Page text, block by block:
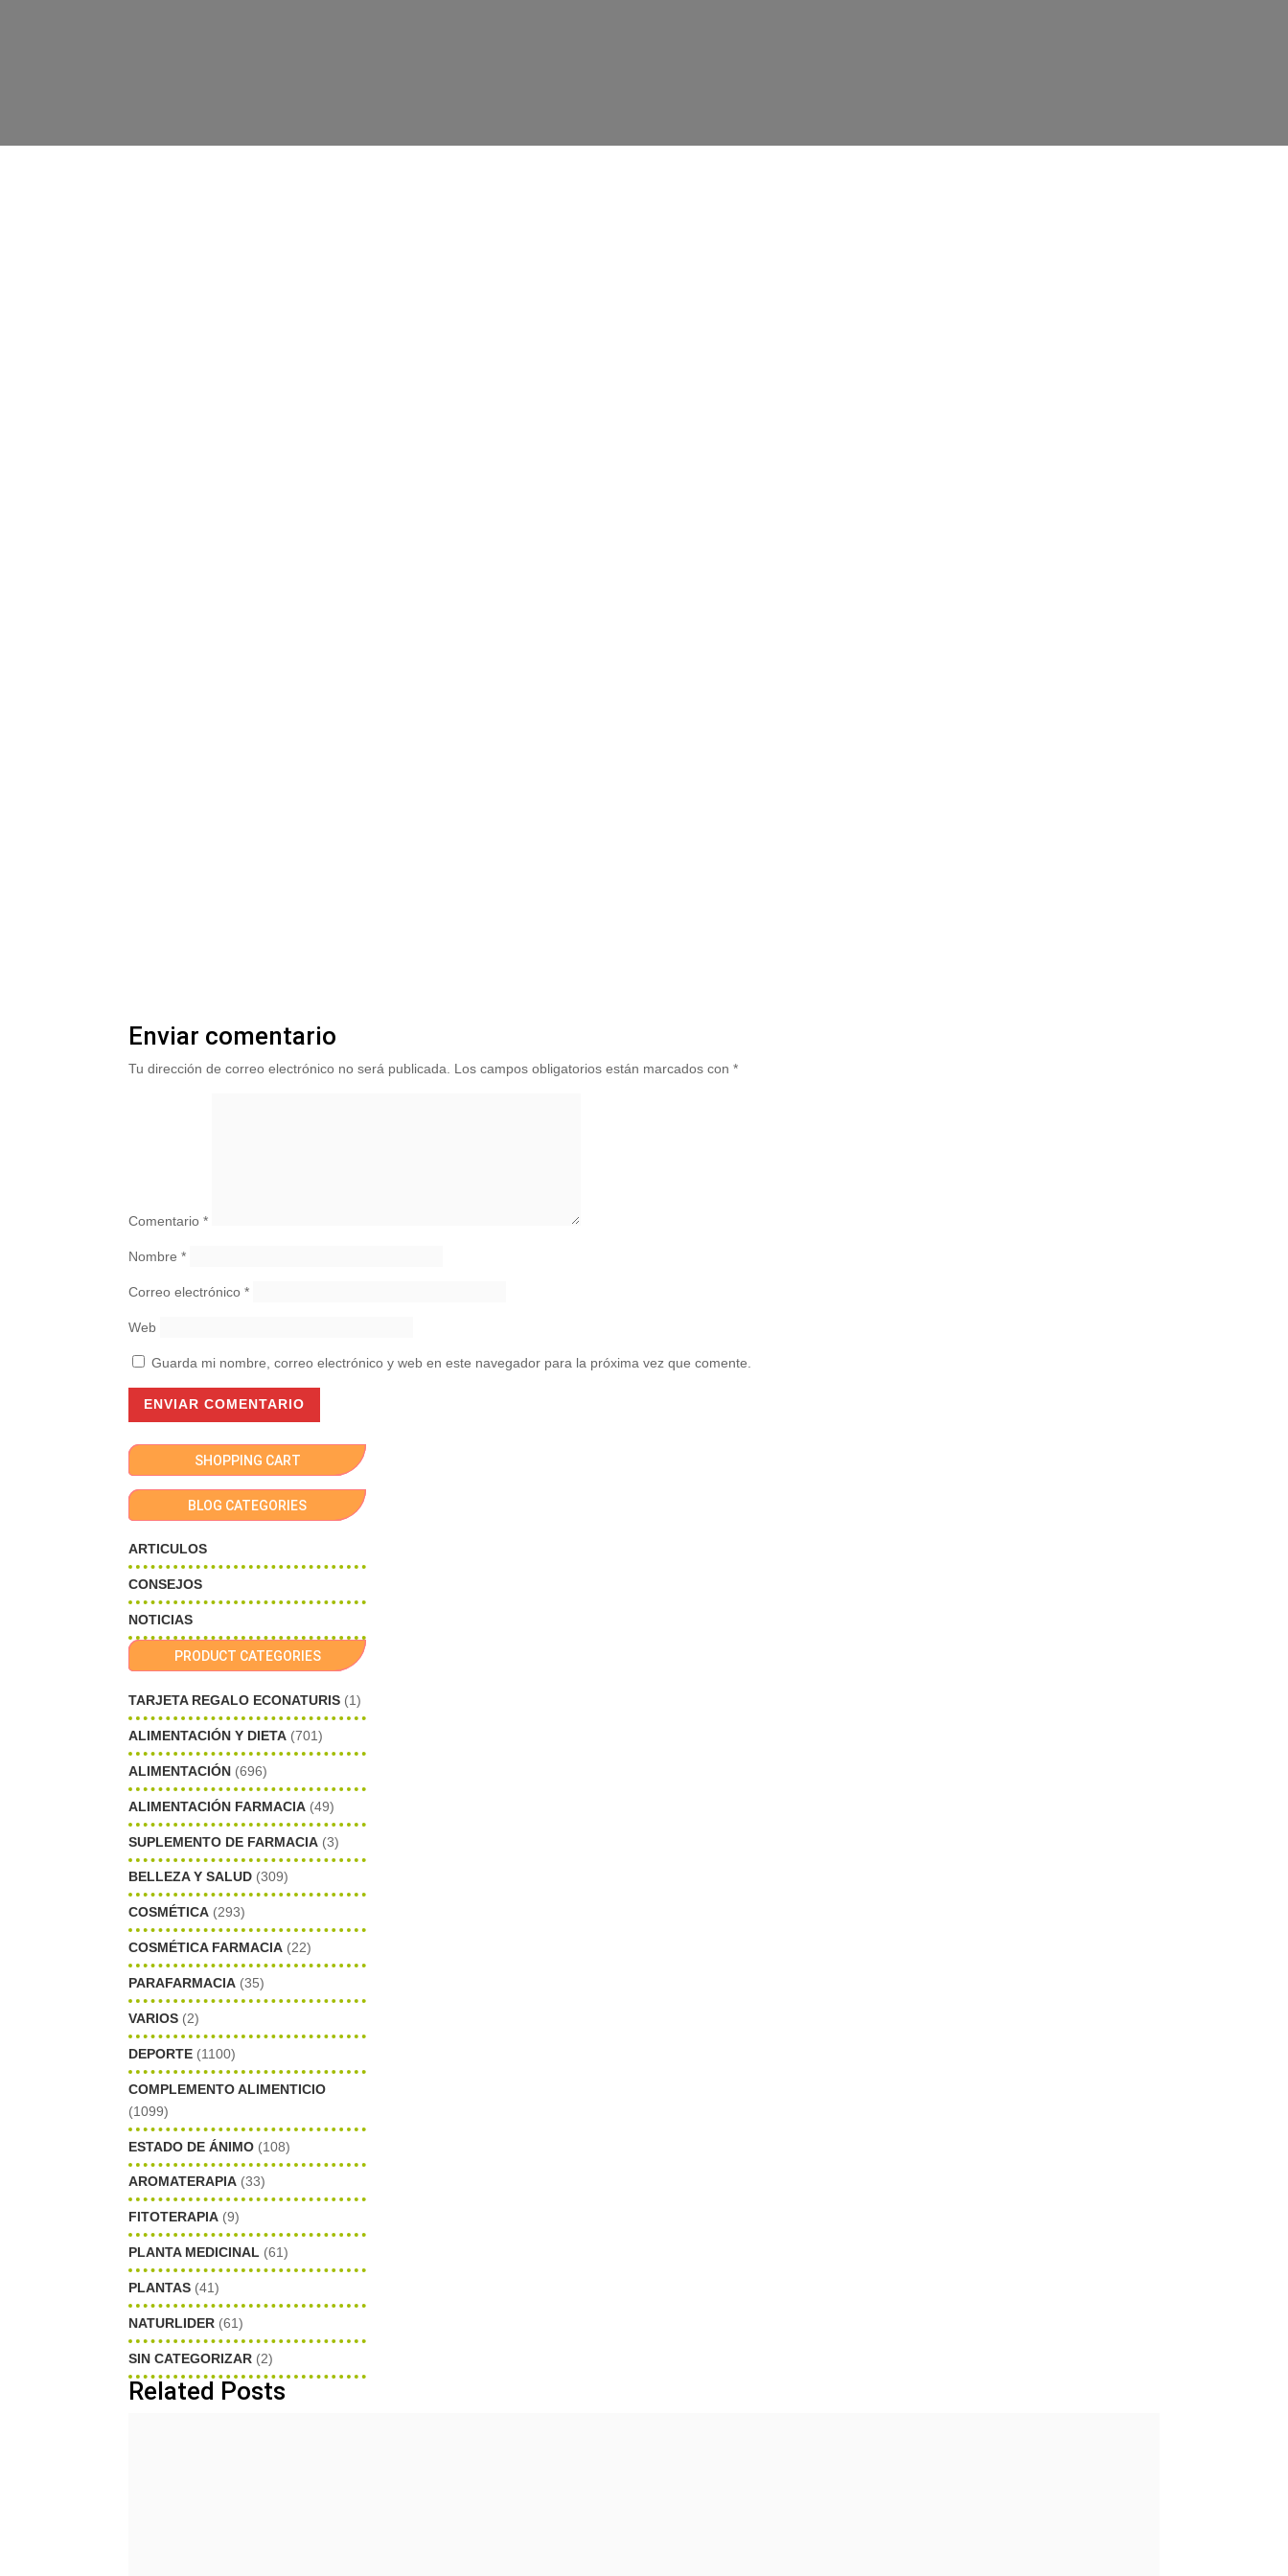
Enviar comentario
Tu dirección de correo electrónico no será publicada. Los campos obligatorios están marcados con*
Comentario*
Nombre*
Correo electrónico*
Web
Guarda mi nombre, correo electrónico y web en este navegador para la próxima vez que comente.
SHOPPING CART
BLOG CATEGORIES
ARTICULOS
CONSEJOS
NOTICIAS
PRODUCT CATEGORIES
TARJETA REGALO ECONATURIS (1)
ALIMENTACIÓN Y DIETA (701)
ALIMENTACIÓN (696)
ALIMENTACIÓN FARMACIA (49)
SUPLEMENTO DE FARMACIA (3)
BELLEZA Y SALUD (309)
COSMÉTICA (293)
COSMÉTICA FARMACIA (22)
PARAFARMACIA (35)
VARIOS (2)
DEPORTE (1100)
COMPLEMENTO ALIMENTICIO
(1099)
ESTADO DE ÁNIMO (108)
AROMATERAPIA (33)
FITOTERAPIA (9)
PLANTA MEDICINAL (61)
PLANTAS (41)
NATURLIDER (61)
SIN CATEGORIZAR (2)
Related Posts